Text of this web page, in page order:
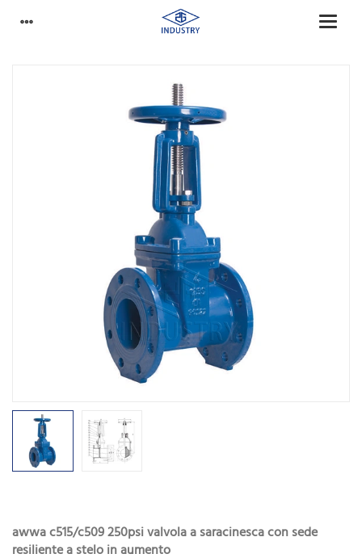
awwa c515/c509 250psi valvola a saracinesca con sede
resiliente a stelo in aumento